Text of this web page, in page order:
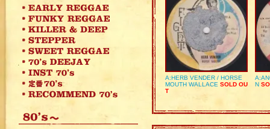
A:HERB VENDER / HORSE
MOUTH WALLACE SOLD OU
T
N